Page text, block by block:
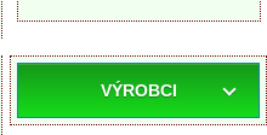
VÝROBCI